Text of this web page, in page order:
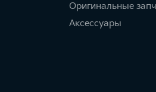
Оригинальные
Аксессуары